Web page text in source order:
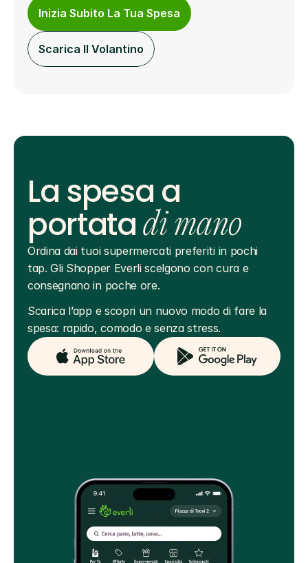
Inizia Subito La Tua Spesa
Scarica Il Volantino
La spesa a
portatadi mano
Ordina dai tuoi supermercati preferiti in pochi
tap. Gli Shopper Everli scelgono con cura e
consegnano in poche ore.
Scarica l’app e scopri un nuovo modo di fare la
spesa: rapido, comodo e senza stress.